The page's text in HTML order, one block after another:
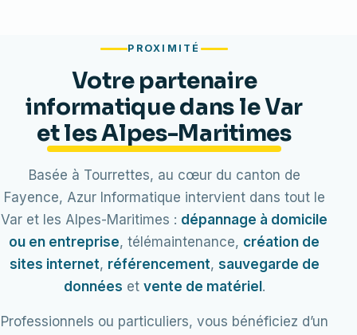
PROXIMITÉ
Votre partenaire
informatique dans le Var
et les Alpes-Maritimes
Basée à Tourrettes, au cœur du canton de
Fayence, Azur Informatique intervient dans tout le
Var et les Alpes-Maritimes : dépannage à domicile
ou en entreprise, télémaintenance, création de
sites internet, référencement, sauvegarde de
données et vente de matériel .
Professionnels ou particuliers, vous bénéficiez d’un